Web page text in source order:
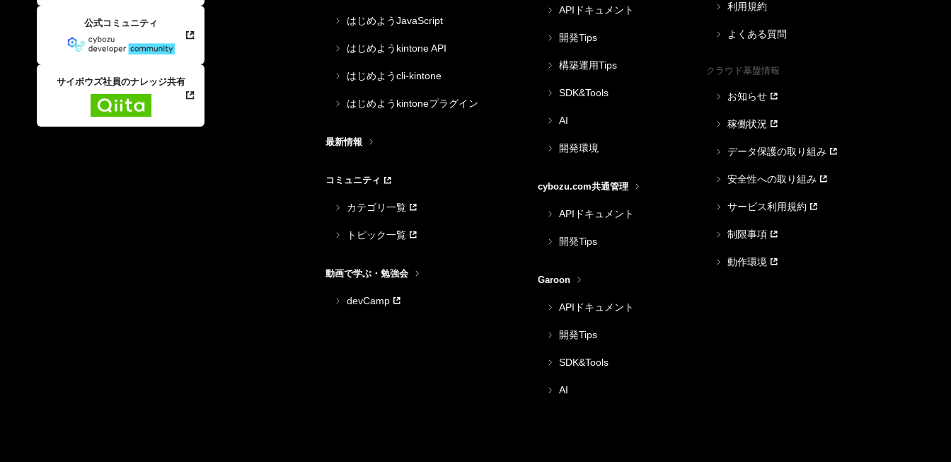
公式コミュニティ
サイボウズ社員のナレッジ共有
はじめようJavaScript
はじめようkintone API
はじめようcli-kintone
はじめようkintoneプラグイン
最新情報
コミュニティ
カテゴリ一覧
トピック一覧
動画で学ぶ・勉強会
devCamp
APIドキュメント
開発Tips
構築運用Tips
SDK&Tools
AI
開発環境
cybozu.com共通管理
APIドキュメント
開発Tips
Garoon
APIドキュメント
開発Tips
SDK&Tools
AI
利用規約
よくある質問
クラウド基盤情報
お知らせ
稼働状況
データ保護の取り組み
安全性への取り組み
サービス利用規約
制限事項
動作環境